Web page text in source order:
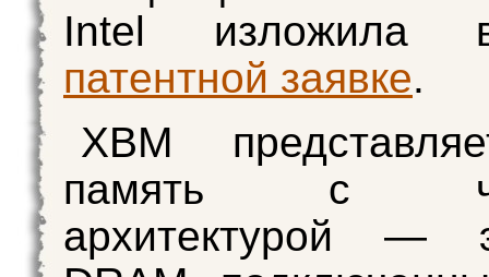
Intel изложила
патентной заявке.
XBM
память с
архитектурой —